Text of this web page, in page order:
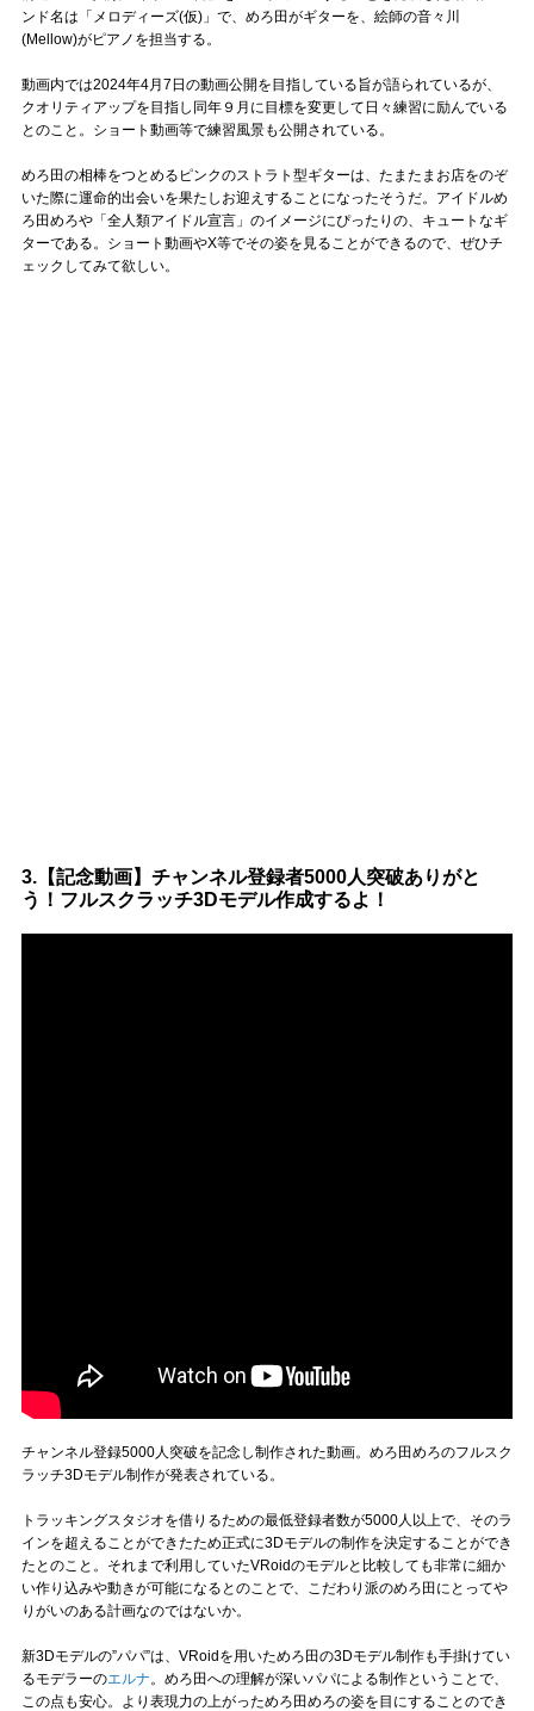
ンド名は「メロディーズ(仮)」で、めろ田がギターを、絵師の音々川
(Mellow)がピアノを担当する。
動画内では2024年4月7日の動画公開を目指している旨が語られているが、
クオリティアップを目指し同年９月に目標を変更して日々練習に励んでいる
とのこと。ショート動画等で練習風景も公開されている。
めろ田の相棒をつとめるピンクのストラト型ギターは、たまたまお店をのぞ
いた際に運命的出会いを果たしお迎えすることになったそうだ。アイドルめ
ろ田めろや「全人類アイドル宣言」のイメージにぴったりの、キュートなギ
ターである。ショート動画やX等でその姿を見ることができるので、ぜひチ
ェックしてみて欲しい。
3.【記念動画】チャンネル登録者5000人突破ありがと
う！フルスクラッチ3Dモデル作成するよ！
チャンネル登録5000人突破を記念し制作された動画。めろ田めろのフルスク
ラッチ3Dモデル制作が発表されている。
トラッキングスタジオを借りるための最低登録者数が5000人以上で、そのラ
インを超えることができたため正式に3Dモデルの制作を決定することができ
たとのこと。それまで利用していたVRoidのモデルと比較しても非常に細か
い作り込みや動きが可能になるとのことで、こだわり派のめろ田にとってや
りがいのある計画なのではないか。
新3Dモデルの”パパ”は、VRoidを用いためろ田の3Dモデル制作も手掛けてい
るモデラーのエルナ 。めろ田への理解が深いパパによる制作ということで、
この点も安心。より表現力の上がっためろ田めろの姿を目にすることのでき